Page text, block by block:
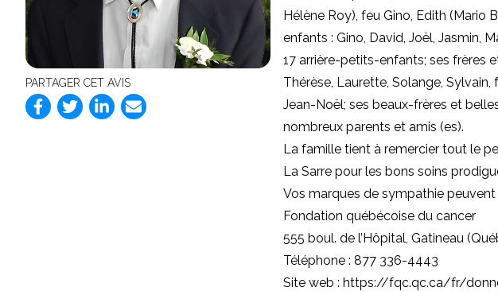
PARTAGER CET AVIS
Hélène Roy), feu Gino, Edith (Mario
enfants : Gino, David, Joël, Jasmin,
17 arrière-petits-enfants; ses frères
Thérèse, Laurette, Solange,
Jean-Noël; ses beaux-frères et
nombreux parents et amis (es).
La famille tient à remercier tout le
La Sarre pour les bons soins
Vos marques de sympathie
Fondation québécoise du cancer
555 boul. de l’Hôpital, Gatineau
Téléphone : 877 336-4443
Site web : https://fqc.qc.ca/fr/